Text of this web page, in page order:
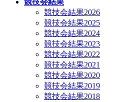
競技会結果
競技会結果2026
競技会結果2025
競技会結果2024
競技会結果2023
競技会結果2022
競技会結果2021
競技会結果2020
競技会結果2019
競技会結果2018